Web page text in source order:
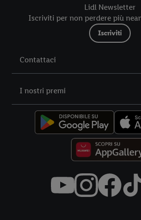
Lidl Newsletter
Iscriviti per non perdere più
Iscriviti
Contattaci
I nostri premi
futuro, sono disponibili nella nostra
nostre informazioni legali sono consultabili